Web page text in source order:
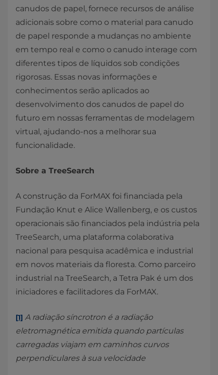
canudos de papel, fornece recursos de análise
adicionais sobre como o material para canudo
de papel responde a mudanças no ambiente
em tempo real e como o canudo interage com
diferentes tipos de líquidos sob condições
rigorosas. Essas novas informações e
conhecimentos serão aplicados ao
desenvolvimento dos canudos de papel do
futuro em nossas ferramentas de modelagem
virtual, ajudando-nos a melhorar sua
funcionalidade.
Sobre a TreeSearch
A construção da ForMAX foi financiada pela
Fundação Knut e Alice Wallenberg, e os custos
operacionais são financiados pela indústria pela
TreeSearch, uma plataforma colaborativa
nacional para pesquisa acadêmica e industrial
em novos materiais da floresta. Como parceiro
industrial na TreeSearch, a Tetra Pak é um dos
iniciadores e facilitadores da ForMAX.
[1] A radiação síncrotron é a radiação
eletromagnética emitida quando partículas
carregadas viajam em caminhos curvos
perpendiculares à sua velocidade